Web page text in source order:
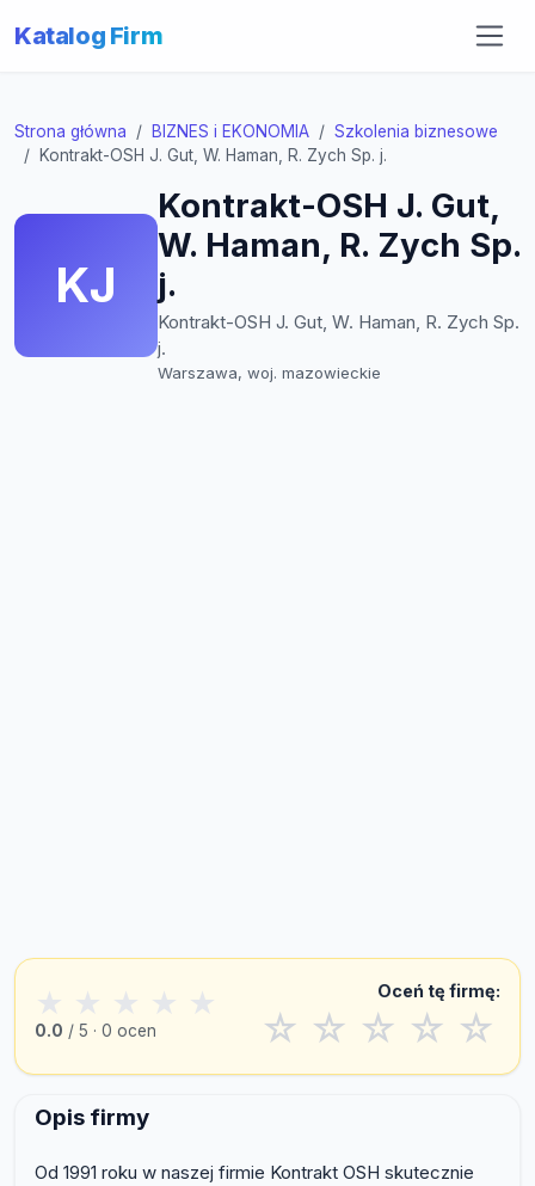
Katalog Firm
Strona główna BIZNES i EKONOMIA
Szkolenia biznesowe
Kontrakt-OSH J. Gut, W. Haman, R. Zych Sp. j.
KJ
Kontrakt-OSH J. Gut,
W. Haman, R. Zych Sp.
j.
Kontrakt-OSH J. Gut, W. Haman, R. Zych Sp.
j.
Warszawa, woj. mazowieckie
★ ★ ★ ★ ★
0.0 / 5 · 0 ocen
Oceń tę firmę:
☆ ☆ ☆ ☆ ☆
Opis firmy
Od 1991 roku w naszej firmie Kontrakt OSH skutecznie